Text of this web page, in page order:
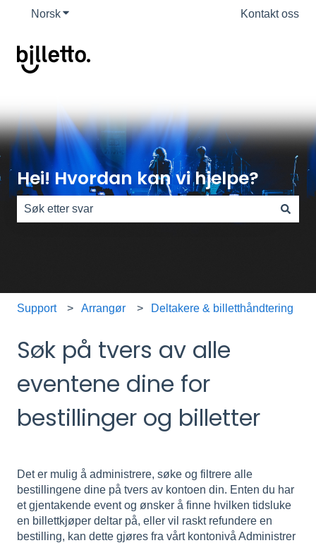
NorskVis undermeny for oversettelser Kontakt oss
Hei! Hvordan kan vi hjelpe?
Support Arrangør Deltakere & billetthåndtering
Søk på tvers av alle
eventene dine for
bestillinger og billetter
Det er mulig å administrere, søke og filtrere alle
bestillingene dine på tvers av kontoen din. Enten du har
et gjentakende event og ønsker å finne hvilken tidsluke
en billettkjøper deltar på, eller vil raskt refundere en
bestilling, kan dette gjøres fra vårt kontonivå Administrer